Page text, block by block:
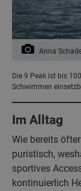
Anna
Die 9 Peak ist bis
Schwimmen
Im Alltag
Wie bereits
puristisch,
sportives
kontinuierlich